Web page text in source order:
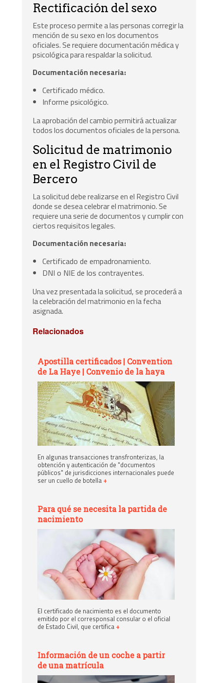
Rectificación del sexo
Este proceso permite a las personas corregir la
mención de su sexo en los documentos
oficiales. Se requiere documentación médica y
psicológica para respaldar la solicitud.
Documentación necesaria:
Certificado médico.
Informe psicológico.
La aprobación del cambio permitirá actualizar
todos los documentos oficiales de la persona.
Solicitud de matrimonio
en el Registro Civil de
Bercero
La solicitud debe realizarse en el Registro Civil
donde se desea celebrar el matrimonio. Se
requiere una serie de documentos y cumplir con
ciertos requisitos legales.
Documentación necesaria:
Certificado de empadronamiento.
DNI o NIE de los contrayentes.
Una vez presentada la solicitud, se procederá a
la celebración del matrimonio en la fecha
asignada.
Relacionados
Apostilla certificados | Convention
de La Haye | Convenio de la haya
En algunas transacciones transfronterizas, la
obtención y autenticación de "documentos
públicos" de jurisdicciones internacionales puede
ser un cuello de botella +
Para qué se necesita la partida de
nacimiento
El certificado de nacimiento es el documento
emitido por el corresponsal consular o el oficial
de Estado Civil, que certifica +
Información de un coche a partir
de una matrícula